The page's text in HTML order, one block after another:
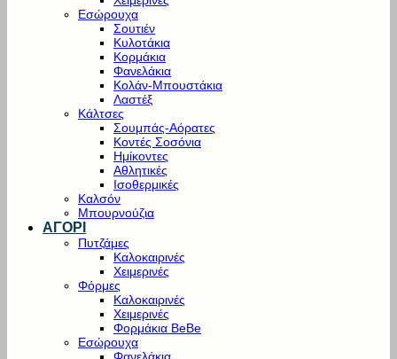
Εσώρουχα
Σουτιέν
Κυλοτάκια
Κορμάκια
Φανελάκια
Κολάν-Μπουστάκια
Λαστέξ
Κάλτσες
Σουμπάς-Αόρατες
Κοντές Σοσόνια
Ημίκοντες
Αθλητικές
Ισοθερμικές
Καλσόν
Μπουρνούζια
ΑΓΟΡΙ
Πυτζάμες
Καλοκαιρινές
Χειμερινές
Φόρμες
Καλοκαιρινές
Χειμερινές
Φορμάκια BeBe
Εσώρουχα